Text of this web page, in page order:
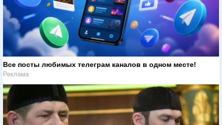
Все посты любимых телеграм каналов в одном месте!
Реклама